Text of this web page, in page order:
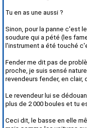
Tu en as une aussi ?
Sinon, pour la panne c'est
soudure qui a pété (les
l'instrument a été touché
Fender me dit pas de
proche, je suis sensé
revendeurs fender, en clair,
Le revendeur lui se
plus de 2 000 boules et tu
Ceci dit, le basse en elle